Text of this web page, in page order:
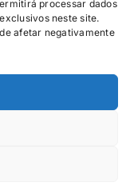
processar dados
neste site.
afetar negativamente
reservados | SAC